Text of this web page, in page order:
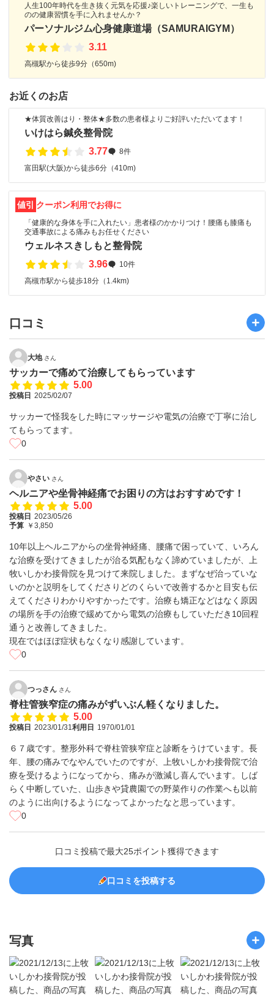
人生100年時代を生き抜く元気を応援♪楽しいトレーニングで、一生も
のの健康習慣を手に入れませんか？
パーソナルジム心身健康道場（SAMURAIGYM）
3.11
高槻駅から徒歩9分（650m)
お近くのお店
★体質改善はり・整体★多数の患者様よりご好評いただいてます！
いけはら鍼灸整骨院
3.77
8件
富田駅(大阪)から徒歩6分（410m)
値引 クーポン利用でお得に
「健康的な身体を手に入れたい」患者様のかかりつけ！腰痛も膝痛も
交通事故による痛みもお任せください
ウェルネスきしもと整骨院
3.96
10件
高槻市駅から徒歩18分（1.4km)
口コミ
大地 さん
サッカーで痛めて治療してもらっています
5.00
投稿日 2025/02/07
サッカーで怪我をした時にマッサージや電気の治療で丁寧に治し
てもらってます。
0
やさい さん
ヘルニアや坐骨神経痛でお困りの方はおすすめです！
5.00
投稿日 2023/05/26
予算 ￥3,850
10年以上ヘルニアからの坐骨神経痛、腰痛で困っていて、いろん
な治療を受けてきましたが治る気配もなく諦めていましたが、上
牧いしかわ接骨院を見つけて来院しました。まずなぜ治っていな
いのかと説明をしてくださりどのくらいで改善するかと目安も伝
えてくださりわかりやすかったです。治療も矯正などはなく原因
の場所を手の治療で緩めてから電気の治療もしていただき10回程
通うと改善してきました。
現在ではほぼ症状もなくなり感謝しています。
0
つっさん さん
脊柱管狭窄症の痛みがずいぶん軽くなりました。
5.00
投稿日 2023/01/31利用日 1970/01/01
６７歳です。整形外科で脊柱管狭窄症と診断をうけています。長
年、腰の痛みでなやんでいたのですが、上牧いしかわ接骨院で治
療を受けるようになってから、痛みが激減し喜んでいます。しば
らく中断していた、山歩きや貸農園での野菜作りの作業へも以前
のように出向けるようになってよかったなと思っています。
0
口コミ投稿で最大25ポイント獲得できます
口コミを投稿する
写真